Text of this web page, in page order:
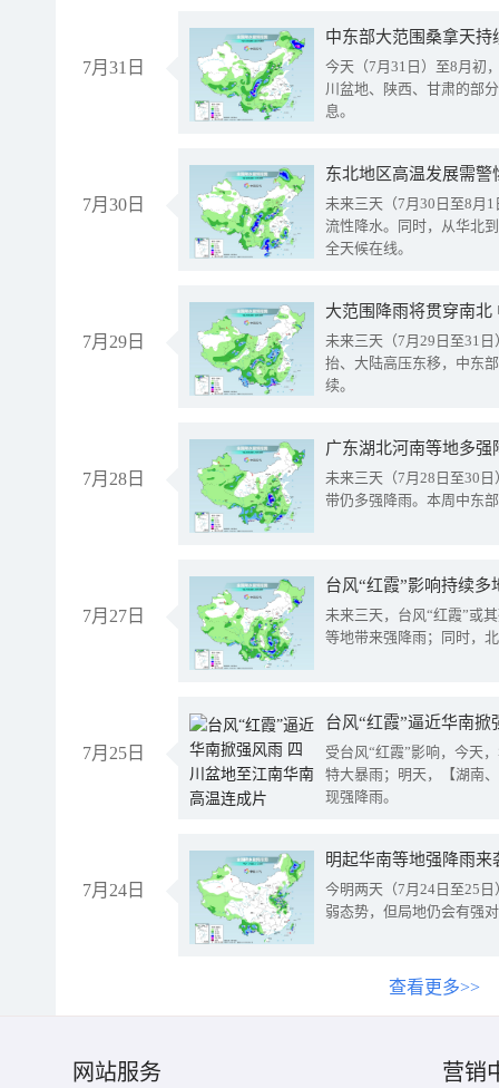
7月31日
中东部大范围桑拿天
今天（7月31日）至8月初
川盆地、陕西、甘肃的部
息。
7月30日
东北地区高温发展需
未来三天（7月30日至8月
流性降水。同时，从华北
全天候在线。
7月29日
大范围降雨将贯穿南
未来三天（7月29日至31
抬、大陆高压东移，中东
续。
7月28日
广东湖北河南等地多
未来三天（7月28日至30
带仍多强降雨。本周中东
7月27日
台风“红霞”影响持续
未来三天，台风“红霞”或
等地带来强降雨；同时，
7月25日
台风“红霞”逼近华南
受台风“红霞”影响，今天
特大暴雨；明天，【湖南
现强降雨。
7月24日
明起华南等地强降雨
今明两天（7月24日至25
弱态势，但局地仍会有强
查看更多>>
网站服务 营销